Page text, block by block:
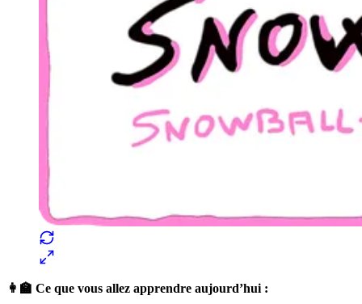
👩‍🏫 Ce que vous allez apprendre aujourd’hui :